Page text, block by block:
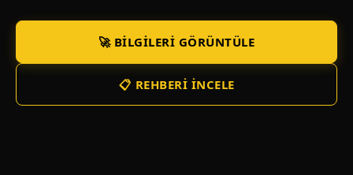
🚀 BILGILERI GÖRÜNTÜLE
📋 REHBERI İNCELE